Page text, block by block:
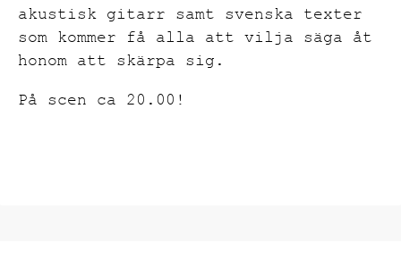
akustisk gitarr samt svenska texter
som kommer få alla att vilja säga åt
honom att skärpa sig.
På scen ca 20.00!